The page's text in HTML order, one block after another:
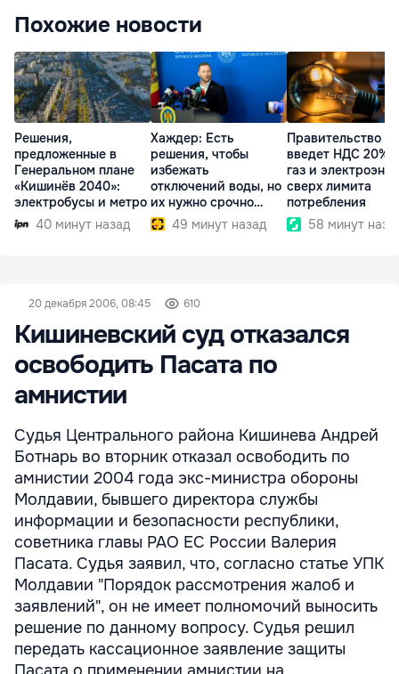
Похожие новости
Решения,
предложенные в
Генеральном плане
«Кишинёв 2040»:
электробусы и метро
40 минут назад
Хаждер: Есть
решения, чтобы
избежать
отключений воды, но
их нужно срочно
внедрить
49 минут назад
Правительство
введет НДС 20%
газ и
сверх лимита
потребления
58 минут
20 декабря 2006, 08:45 610
Кишиневский суд отказался
освободить Пасата по
амнистии
Судья Центрального района Кишинева Андрей
Ботнарь во вторник отказал освободить по
амнистии 2004 года экс-министра обороны
Молдавии, бывшего директора службы
информации и безопасности республики,
советника главы РАО ЕС России Валерия
Пасата. Судья заявил, что, согласно статье УПК
Молдавии "Порядок рассмотрения жалоб и
заявлений", он не имеет полномочий выносить
решение по данному вопросу. Судья решил
передать кассационное заявление защиты